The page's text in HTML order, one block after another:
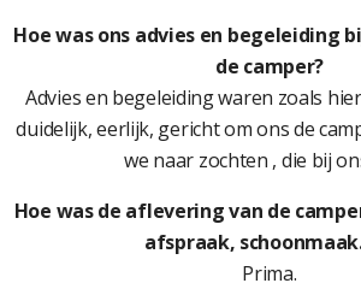
Hoe was ons advies en begeleiding
de camper?
Advies en begeleiding waren zoals
duidelijk, eerlijk, gericht om ons de
we naar zochten , die bij
Hoe was de aflevering van de
afspraak,
Prima.